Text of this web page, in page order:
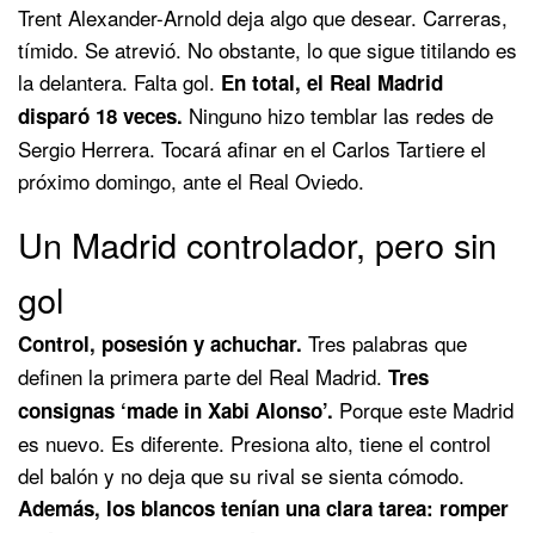
Trent Alexander-Arnold deja algo que desear. Carreras,
tímido. Se atrevió. No obstante, lo que sigue titilando es
la delantera. Falta gol. En total, el Real Madrid
disparó 18 veces. Ninguno hizo temblar las redes de
Sergio Herrera. Tocará afinar en el Carlos Tartiere el
próximo domingo, ante el Real Oviedo.
Un Madrid controlador, pero sin
gol
Control, posesión y achuchar. Tres palabras que
definen la primera parte del Real Madrid. Tres
consignas ‘made in Xabi Alonso’. Porque este Madrid
es nuevo. Es diferente. Presiona alto, tiene el control
del balón y no deja que su rival se sienta cómodo.
Además, los blancos tenían una clara tarea: romper